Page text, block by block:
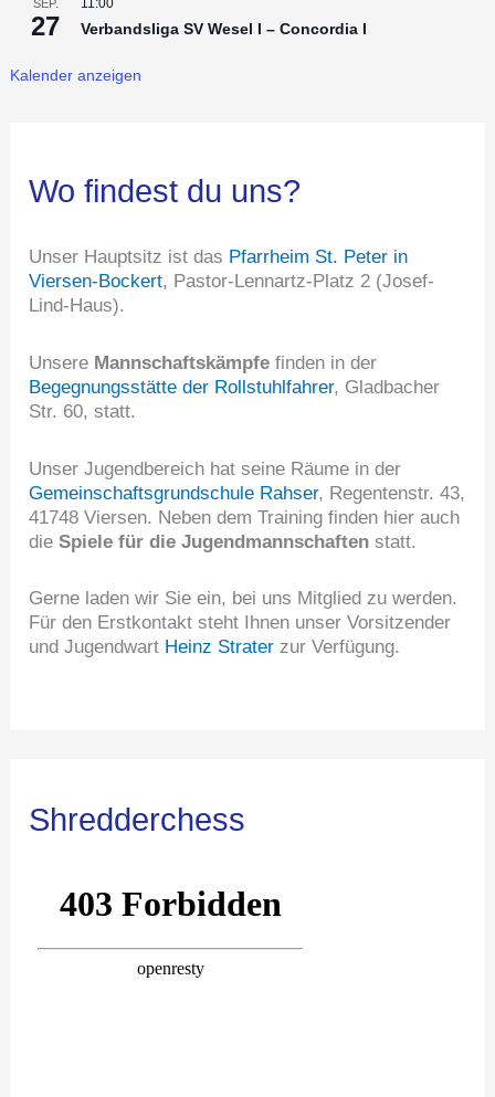
SEP.
27 Verbandsliga SV Wesel I – Concordia I
Kalender anzeigen
Wo findest du uns?
Unser Hauptsitz ist das Pfarrheim St. Peter in
Viersen-Bockert, Pastor-Lennartz-Platz 2 (Josef-
Lind-Haus).
Unsere Mannschaftskämpfe finden in der
Begegnungsstätte der Rollstuhlfahrer, Gladbacher
Str. 60, statt.
Unser Jugendbereich hat seine Räume in der
Gemeinschaftsgrundschule Rahser, Regentenstr. 43,
41748 Viersen. Neben dem Training finden hier auch
dieSpiele für die Jugendmannschaften statt.
Gerne laden wir Sie ein, bei uns Mitglied zu werden.
Für den Erstkontakt steht Ihnen unser Vorsitzender
und Jugendwart Heinz Strater zur Verfügung.
Shredderchess